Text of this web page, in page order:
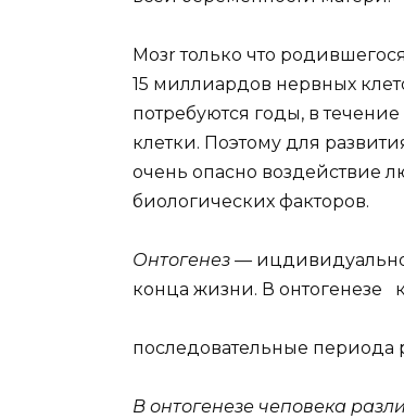
Moзr только что
15 миллиардов нервных
потребуются годы, в
клетки. Поэтому для
очень опасно воздействие
биологических факторов.
Онтогенез —
конца жизни. В
последовательные периода
В онтогенезе чеповека